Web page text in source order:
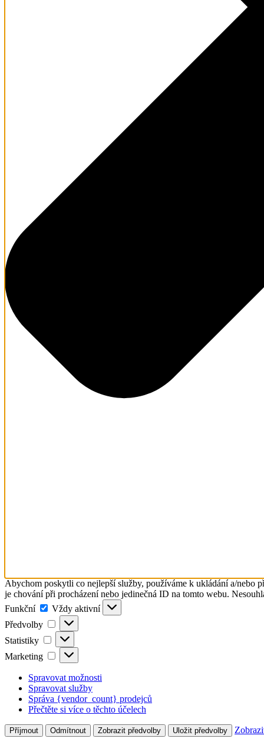
Abychom poskytli co nejlepší služby, používáme k ukládání a/nebo
je chování při procházení nebo jedinečná ID na tomto webu.
Funkční
Funkční
Vždy aktivní
Předvolby
Předvolby
Statistiky Statistiky
Marketing Marketing
Spravovat možnosti
Spravovat služby
Správa {vendor_count} prodejců
Přečtěte si více o těchto účelech
Příjmout Odmítnout Zobrazit předvolby Uložit předvolby